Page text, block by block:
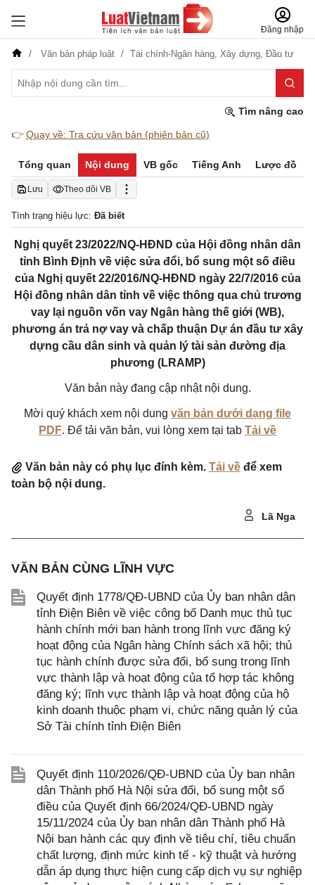
Đăng nhập
Văn bản pháp luật Tài chính-Ngân hàng, Xây dựng, Đầu tư
Tìm nâng cao
👉 Quay về: Tra cứu văn bản (phiên bản cũ)
Tổng quan Nội dung VB gốc Tiếng Anh Lược đồ
Lưu Theo dõi VB
Tình trạng hiệu lực: Đã biết
Nghị quyết 23/2022/NQ-HĐND của Hội đồng nhân dân
tỉnh Bình Định về việc sửa đổi, bổ sung một số điều
của Nghị quyết 22/2016/NQ-HĐND ngày 22/7/2016 của
Hội đồng nhân dân tỉnh về việc thông qua chủ trương
vay lại nguồn vốn vay Ngân hàng thế giới (WB),
phương án trả nợ vay và chấp thuận Dự án đầu tư xây
dựng cầu dân sinh và quản lý tài sản đường địa
phương (LRAMP)
Văn bản này đang cập nhật nội dung.
Mời quý khách xem nội dung văn bản dưới dạng file
PDF. Để tải văn bản, vui lòng xem tại tab Tải về
Văn bản này có phụ lục đính kèm. Tải về để xem
toàn bộ nội dung.
Lã Nga
VĂN BẢN CÙNG LĨNH VỰC
Quyết định 1778/QĐ-UBND của Ủy ban nhân dân
tỉnh Điện Biên về việc công bố Danh mục thủ tục
hành chính mới ban hành trong lĩnh vực đăng ký
hoạt động của Ngân hàng Chính sách xã hội; thủ
tục hành chính được sửa đổi, bổ sung trong lĩnh
vực thành lập và hoạt động của tổ hợp tác không
đăng ký; lĩnh vực thành lập và hoạt động của hộ
kinh doanh thuộc phạm vi, chức năng quản lý của
Sở Tài chính tỉnh Điện Biên
Quyết định 110/2026/QĐ-UBND của Ủy ban nhân
dân Thành phố Hà Nội sửa đổi, bổ sung một số
điều của Quyết định 66/2024/QĐ-UBND ngày
15/11/2024 của Ủy ban nhân dân Thành phố Hà
Nội ban hành các quy định về tiêu chí, tiêu chuẩn
chất lượng, định mức kinh tế - kỹ thuật và hướng
dẫn áp dụng thực hiện cung cấp dịch vụ sự nghiệp